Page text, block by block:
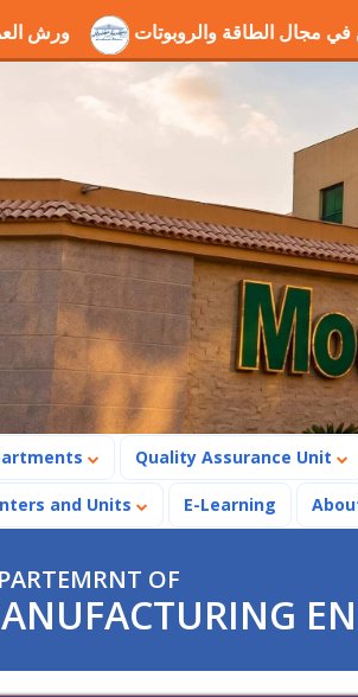
المحكمين في مجال الطاقة والروبوتات
Quality Assurance Unit
and Units E-Learning
OF